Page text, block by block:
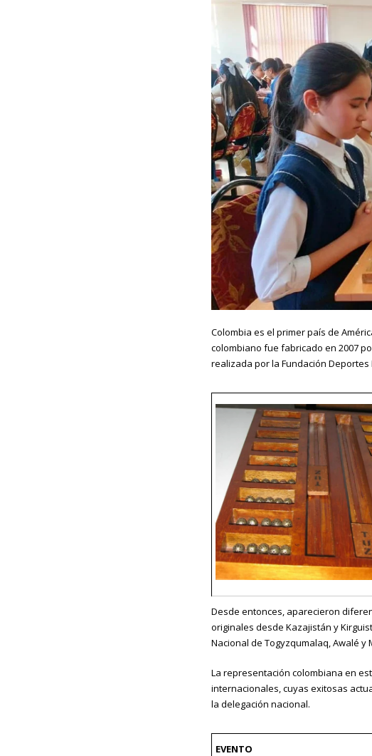
Colombia es el primer país de
colombiano fue fabricado en 2007
realizada por la Fundación Deportes
Desde entonces, aparecieron
originales desde Kazajistán y
Nacional de Togyzqumalaq, Awalé y
La representación colombiana en
internacionales, cuyas exitosas
la delegación nacional.
EVENTO